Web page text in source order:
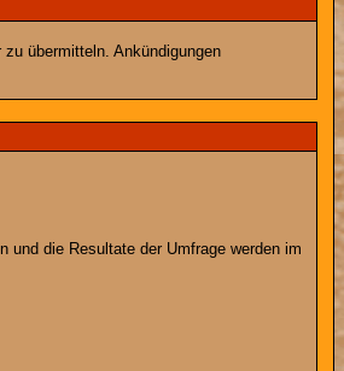
übermitteln. Ankündigungen
und die Resultate der Umfrage werden im